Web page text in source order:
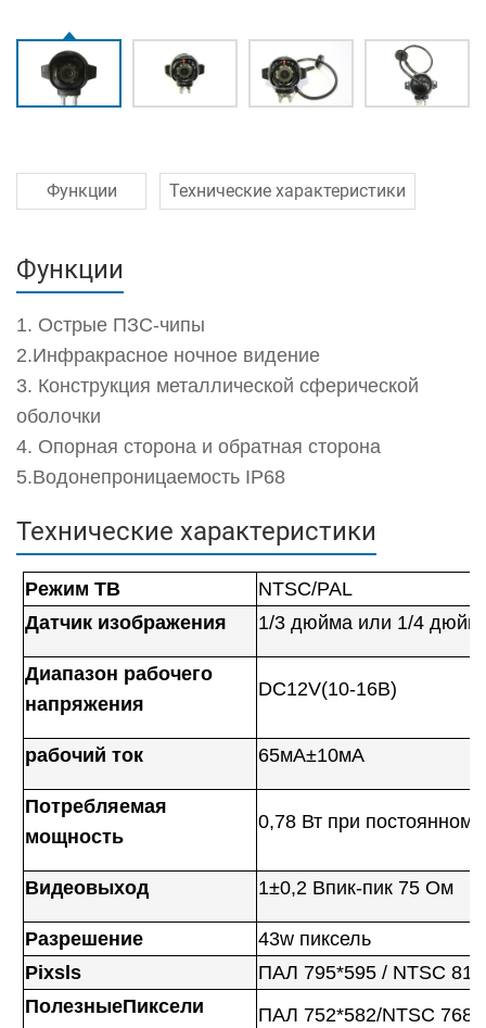
Функции Технические характеристики
Функции
1. Острые ПЗС-чипы
2.Инфракрасное ночное видение
3. Конструкция металлической сферической
оболочки
4. Опорная сторона и обратная сторона
5.Водонепроницаемость IP68
Технические характеристики
Режим ТВ
NTSC/PAL
Датчик изображения
1/3 дюйма или 1/4
Диапазон рабочего
напряжения
DC12V(10-16В)
рабочий ток 65мА±10мА
Потребляемая
мощность
0,78 Вт при постоянном
Видеовыход 1±0,2 Впик-пик 75 Ом
Разрешение
43w пиксель
Pixsls
ПАЛ 795*595 / NTSC
ПолезныеПиксели
ПАЛ 752*582/NTSC